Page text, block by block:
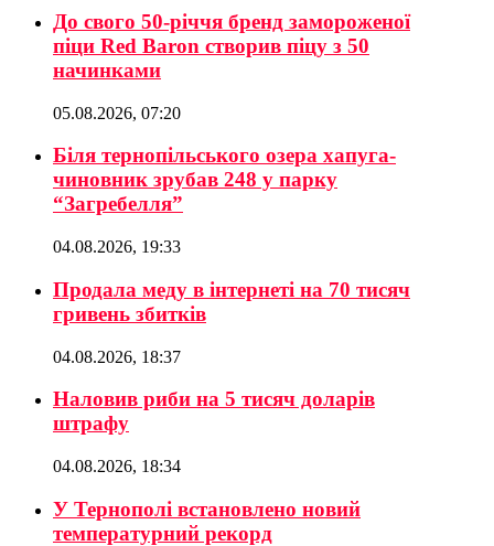
До свого 50-річчя бренд замороженої
піци Red Baron створив піцу з 50
начинками
05.08.2026, 07:20
Біля тернопільського озера хапуга-
чиновник зрубав 248 у парку
“Загребелля”
04.08.2026, 19:33
Продала меду в інтернеті на 70 тисяч
гривень збитків
04.08.2026, 18:37
Наловив риби на 5 тисяч доларів
штрафу
04.08.2026, 18:34
У Тернополі встановлено новий
температурний рекорд